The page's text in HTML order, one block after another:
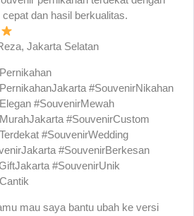
cepat dan hasil berkualitas.
Jakarta Selatan
#SouvenirNikahan
#SouvenirMewah
#SouvenirCustom
#SouvenirWedding
#SouvenirBerkesan
#SouvenirUnik
mau saya bantu ubah ke versi